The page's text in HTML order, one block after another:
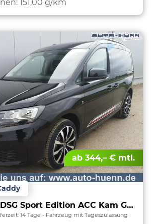
151,00 g/km
ab 344,– € mtl.
Basis 1.5TSI DSG Sport Edition ACC Kam GV5 App AHK Reling
14 Tage Fahrzeug mit Tageszulassung